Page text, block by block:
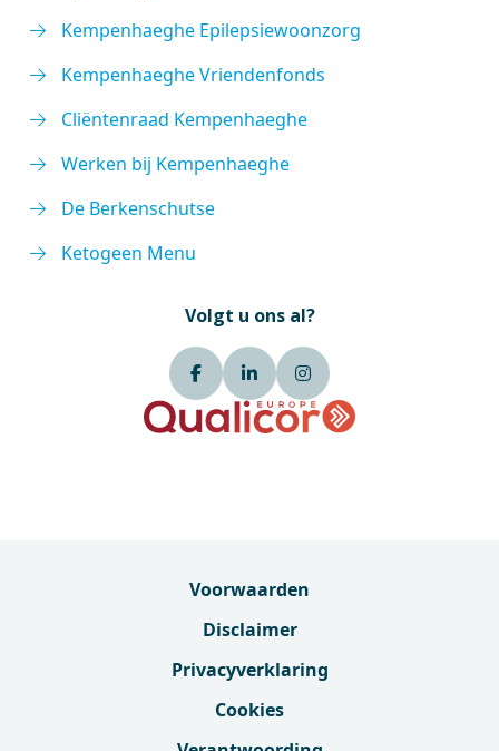
Kempenhaeghe Epilepsiewoonzorg
Kempenhaeghe Vriendenfonds
Cliëntenraad Kempenhaeghe
Werken bij Kempenhaeghe
De Berkenschutse
Ketogeen Menu
Volgt u ons al?
Voorwaarden
Disclaimer
Privacyverklaring
Cookies